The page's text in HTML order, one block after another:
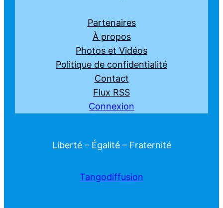
Partenaires
À propos
Photos et Vidéos
Politique de confidentialité
Contact
Flux RSS
Connexion
Liberté – Égalité – Fraternité
Tangodiffusion